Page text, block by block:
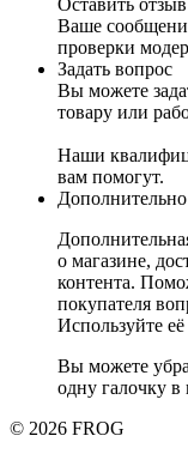
Оставить отзыв
Ваше
проверки
Задать вопрос
Вы можете
товару или
Наши
вам помогут.
Дополнительно
о магазине,
контента.
покупателя
Используйте
Вы можете
одну галочку в
© 2026 FROG